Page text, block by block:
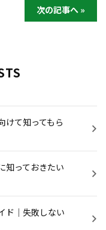
次の記事へ »
けて知ってもら
知っておきたい
ド｜失敗しない